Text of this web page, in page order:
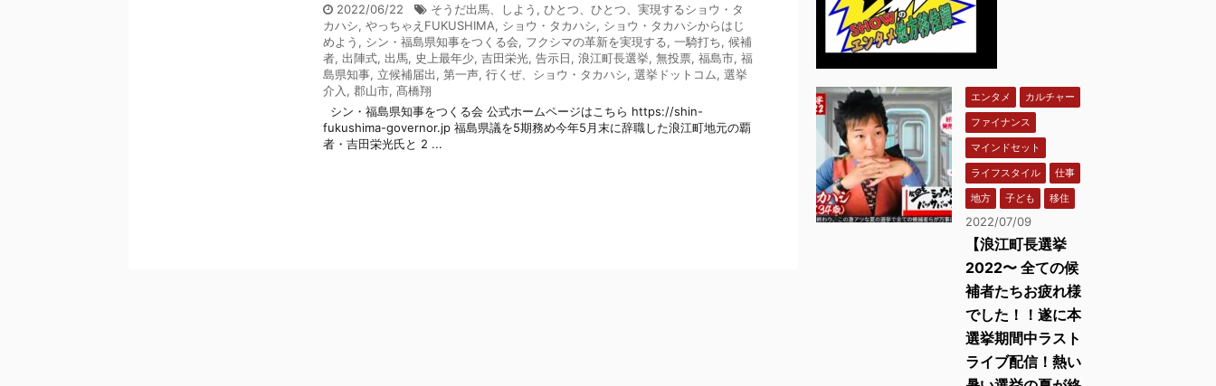
2022/06/22 そうだ出馬、しよう , ひとつ、ひとつ、実現するショウ・タ
カハシ, やっちゃえFUKUSHIMA, ショウ・タカハシ, ショウ・タカハシからはじ
めよう , シン・福島県知事をつくる会, フクシマの革新を実現する, 一騎打ち, 候補
者, 出陣式, 出馬, 史上最年少, 吉田栄光, 告示日, 浪江町長選挙, 無投票, 福島市, 福
島県知事, 立候補届出, 第一声, 行くぜ、ショウ・タカハシ, 選挙ドットコム, 選挙
介入 , 郡山市, 髙橋翔
シン・福島県知事をつくる会 公式ホームページはこちら https://shin-
fukushima-governor.jp 福島県議を5期務め今年5月末に辞職した浪江町地元の覇
者・吉田栄光氏と 2 ...
エンタメ
カルチャー
ファイナンス
マインドセット
ライフスタイル
仕事
地方
子ども 移住
2022/07/09
【浪江町長選挙
2022〜 全ての候
補者たちお疲れ様
でした！！遂に本
選挙期間中ラスト
ライブ配信！熱い